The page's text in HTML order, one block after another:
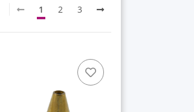
1 2 3